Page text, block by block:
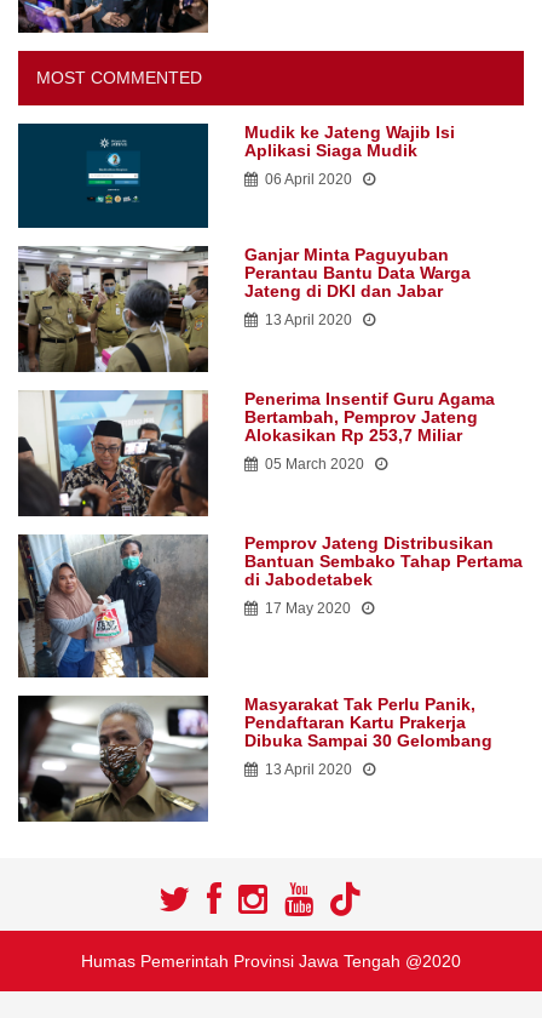
MOST COMMENTED
Mudik ke Jateng Wajib Isi
Aplikasi Siaga Mudik
06 April 2020
Perantau Bantu Data Warga
Jateng di DKI dan Jabar
13 April 2020
Bertambah, Pemprov Jateng
Alokasikan Rp 253,7 Miliar
05 March 2020
Bantuan Sembako Tahap Pertama
di Jabodetabek
17 May 2020
Pendaftaran Kartu Prakerja
Dibuka Sampai 30 Gelombang
13 April 2020